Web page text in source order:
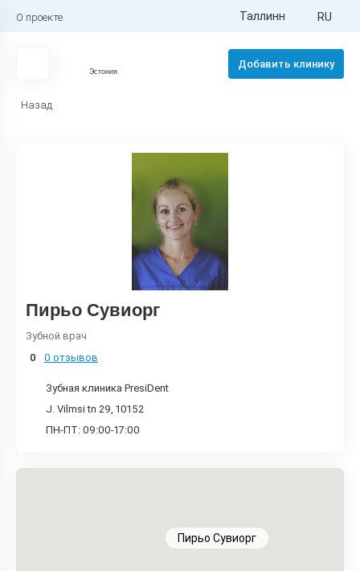
О проекте Таллинн RU
Эстония
Добавить клинику
Назад
Пирьо Сувиорг
Зубной врач
0
0 отзывов
Зубная клиника PresiDent
J. Vilmsi tn 29, 10152
ПН-ПТ: 09:00-17:00
Пирьо Сувиорг